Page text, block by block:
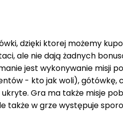
dzięki ktorej możemy
ale nie dają żadnych
jest wykonywanie misji
- kto jak woli), gótówkę,
Gra ma także misje
także w grze występuje